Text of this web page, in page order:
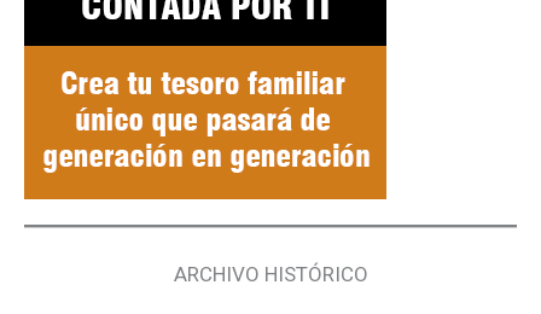
ARCHIVO HISTÓRICO